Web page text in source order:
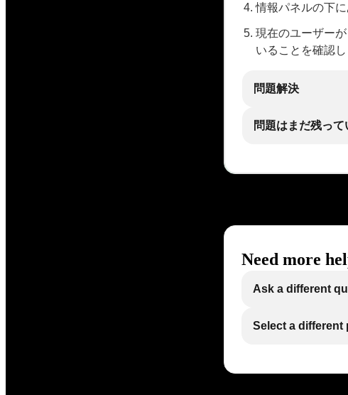
情報パネルの下
現在のユーザー
いることを確認し
問題解決
問題はまだ残って
Need more
Ask a different
Select a different